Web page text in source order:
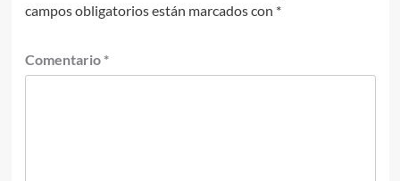
campos obligatorios están marcados con *
Comentario *